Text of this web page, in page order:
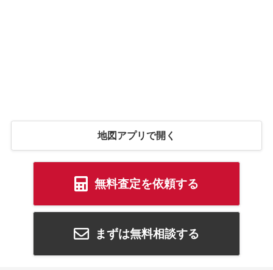
地図アプリで開く
無料査定を依頼する
まずは無料相談する